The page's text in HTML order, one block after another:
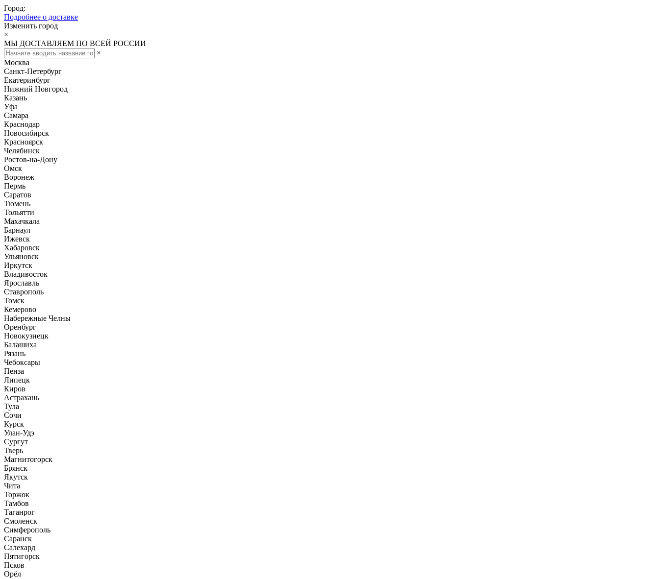
Город:
Подробнее о доставке
Изменить город
×
МЫ ДОСТАВЛЯЕМ ПО ВСЕЙ РОССИИ
×
Москва
Санкт-Петербург
Екатеринбург
Нижний Новгород
Казань
Уфа
Самара
Краснодар
Новосибирск
Красноярск
Челябинск
Ростов-на-Дону
Омск
Воронеж
Пермь
Саратов
Тюмень
Тольятти
Махачкала
Барнаул
Ижевск
Хабаровск
Ульяновск
Иркутск
Владивосток
Ярославль
Ставрополь
Томск
Кемерово
Набережные Челны
Оренбург
Новокузнецк
Балашиха
Рязань
Чебоксары
Пенза
Липецк
Киров
Астрахань
Тула
Сочи
Курск
Улан-Удэ
Сургут
Тверь
Магнитогорск
Брянск
Якутск
Чита
Торжок
Тамбов
Таганрог
Смоленск
Симферополь
Саранск
Салехард
Пятигорск
Псков
Орёл